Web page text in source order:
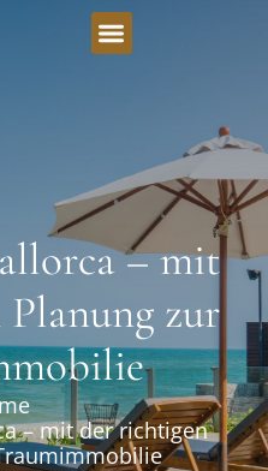
– mit
zur
– mit der richtigen